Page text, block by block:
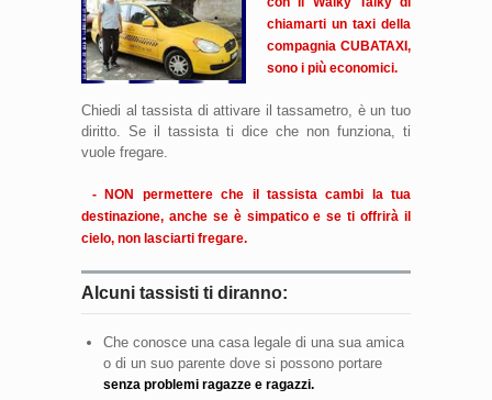
chiamarti un taxi della
compagnia CUBATAXI,
sono i più economici.
Chiedi al tassista di attivare il tassametro, è un tuo
diritto. Se il tassista ti dice che non funziona, ti
vuole fregare.
- NON permettere che il tassista cambi la tua
destinazione, anche se è simpatico e se ti offrirà il
cielo, non lasciarti fregare.
Alcuni tassisti ti diranno:
Che conosce una casa legale di una sua amica
o di un suo parente dove si possono portare
senza problemi ragazze e ragazzi.